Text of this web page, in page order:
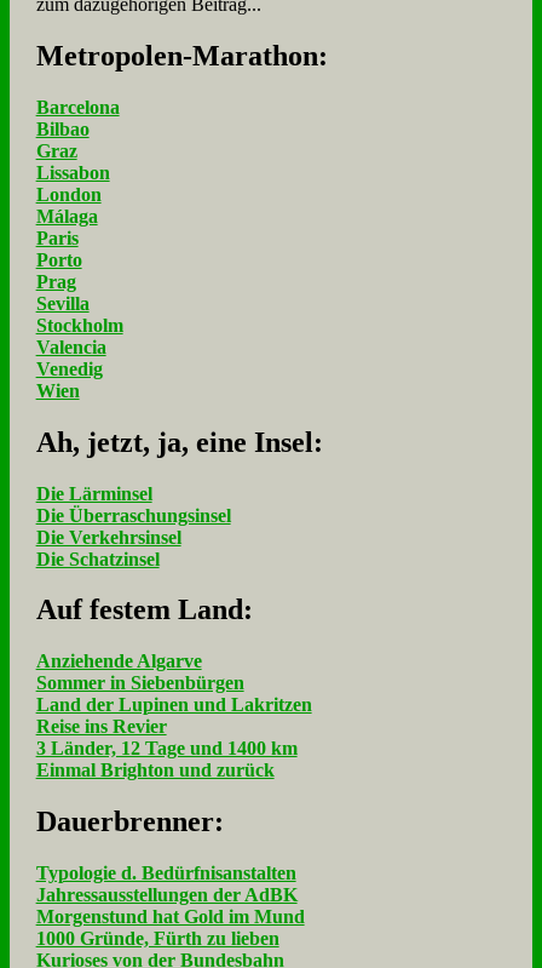
zum dazugehörigen Beitrag...
Me­tro­po­len-Ma­ra­thon:
Barcelona
Bilbao
Graz
Lissabon
London
Málaga
Paris
Porto
Prag
Sevilla
Stockholm
Valencia
Venedig
Wien
Ah, jetzt, ja, ei­ne In­sel:
Die Lärminsel
Die Überraschungsinsel
Die Verkehrsinsel
Die Schatzinsel
Auf fe­stem Land:
Anziehende Algarve
Sommer in Siebenbürgen
Land der Lupinen und Lakritzen
Reise ins Revier
3 Länder, 12 Tage und 1400 km
Einmal Brighton und zurück
Dau­er­bren­ner:
Typologie d. Bedürfnisanstalten
Jahressausstellungen der AdBK
Morgenstund hat Gold im Mund
1000 Gründe, Fürth zu lieben
Kurioses von der Bundesbahn